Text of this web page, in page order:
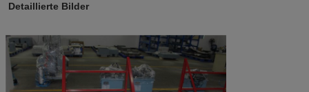
Detaillierte Bilder